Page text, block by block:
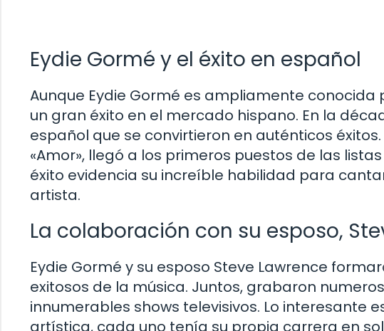
Eydie Gormé y el éxito en español
Aunque Eydie Gormé es ampliamente
un gran éxito en el mercado hispano. En la
español que se convirtieron en auténticos
«Amor», llegó a los primeros puestos de las
éxito evidencia su increíble habilidad para
artista.
La colaboración con su esposo,
Eydie Gormé y su esposo Steve Lawrence
exitosos de la música. Juntos, grabaron
innumerables shows televisivos. Lo interesante
artística, cada uno tenía su propia carrera en